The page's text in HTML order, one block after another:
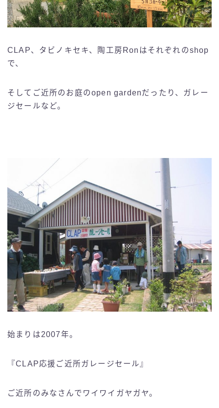
CLAP、タビノキセキ、陶工房Ronはそれぞれのshop
で、
そしてご近所のお庭のopen gardenだったり、ガレー
ジセールなど。
始まりは2007年。
『CLAP応援ご近所ガレージセール』
ご近所のみなさんでワイワイガヤガヤ。